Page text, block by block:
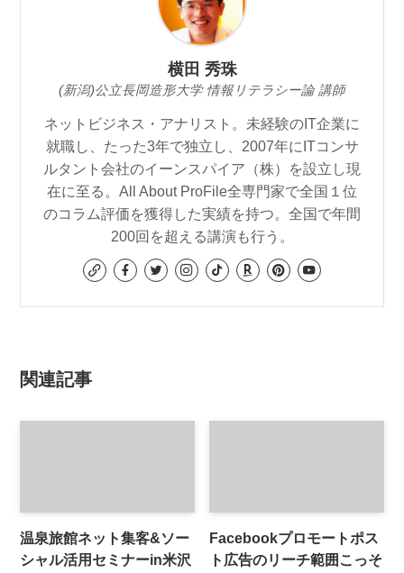
横田 秀珠
(新潟)公立長岡造形大学 情報リテラシー論 講師
ネットビジネス・アナリスト。未経験のIT企業に
就職し、たった3年で独立し、2007年にITコンサ
ルタント会社のイーンスパイア（株）を設立し現
在に至る。All About ProFile全専門家で全国１位
のコラム評価を獲得した実績を持つ。全国で年間
200回を超える講演も行う。
関連記事
温泉旅館ネット集客&ソー
シャル活用セミナーin米沢
Facebookプロモートポス
ト広告のリーチ範囲こっそ